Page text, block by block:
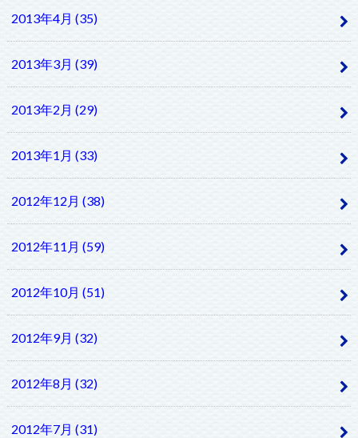
2013年4月 (35)
2013年3月 (39)
2013年2月 (29)
2013年1月 (33)
2012年12月 (38)
2012年11月 (59)
2012年10月 (51)
2012年9月 (32)
2012年8月 (32)
2012年7月 (31)